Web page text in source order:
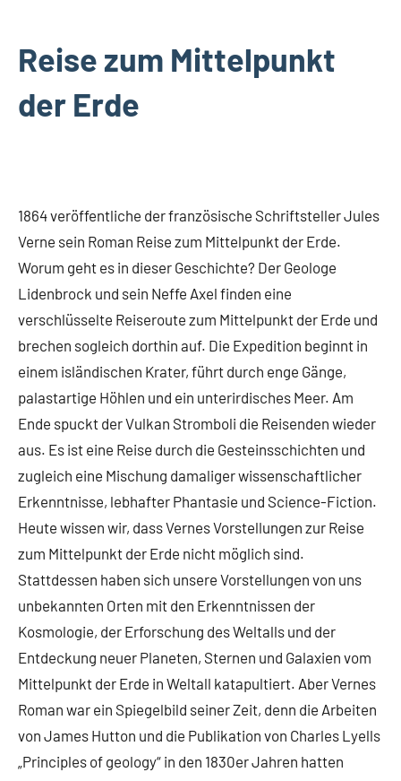
Reise zum Mittelpunkt
der Erde
1864 veröffentliche der französische Schriftsteller Jules
Verne sein Roman Reise zum Mittelpunkt der Erde.
Worum geht es in dieser Geschichte? Der Geologe
Lidenbrock und sein Neffe Axel finden eine
verschlüsselte Reiseroute zum Mittelpunkt der Erde und
brechen sogleich dorthin auf. Die Expedition beginnt in
einem isländischen Krater, führt durch enge Gänge,
palastartige Höhlen und ein unterirdisches Meer. Am
Ende spuckt der Vulkan Stromboli die Reisenden wieder
aus. Es ist eine Reise durch die Gesteinsschichten und
zugleich eine Mischung damaliger wissenschaftlicher
Erkenntnisse, lebhafter Phantasie und Science-Fiction.
Heute wissen wir, dass Vernes Vorstellungen zur Reise
zum Mittelpunkt der Erde nicht möglich sind.
Stattdessen haben sich unsere Vorstellungen von uns
unbekannten Orten mit den Erkenntnissen der
Kosmologie, der Erforschung des Weltalls und der
Entdeckung neuer Planeten, Sternen und Galaxien vom
Mittelpunkt der Erde in Weltall katapultiert. Aber Vernes
Roman war ein Spiegelbild seiner Zeit, denn die Arbeiten
von James Hutton und die Publikation von Charles Lyells
„Principles of geology“ in den 1830er Jahren hatten